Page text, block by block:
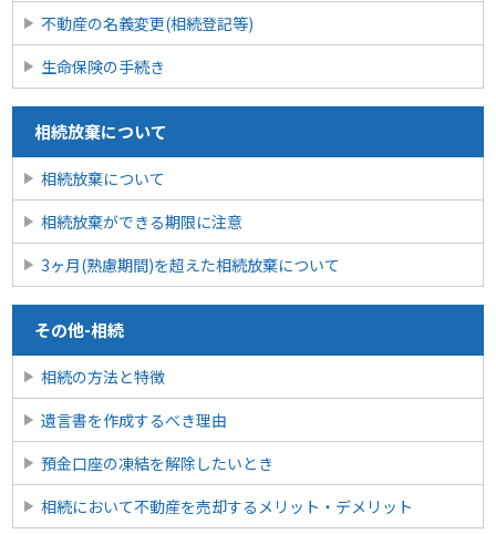
不動産の名義変更(相続登記等)
生命保険の手続き
相続放棄について
相続放棄について
相続放棄ができる期限に注意
3ヶ月(熟慮期間)を超えた相続放棄について
その他-相続
相続の方法と特徴
遺言書を作成するべき理由
預金口座の凍結を解除したいとき
相続において不動産を売却するメリット・デメリット